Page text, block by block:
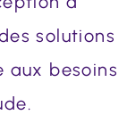
solutions
aux besoins